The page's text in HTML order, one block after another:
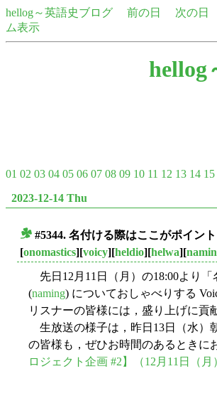
hellog～英語史ブログ 前の日 次の日
ム表示
hellog
01 02 03 04 05 06 07 08 09 10 11 12 13 14 15
2023-12-14 Thu
#5344. 名付ける際はここがポイン
[onomastics][voicy][heldio][helwa][
先日12月11日（月）の18:00より「
(naming) についておしゃべりする
リスナーの皆様には，盛り上げに
生放送の様子は，昨日13日（水）
の皆様も，ぜひお時間のあるときに
ロジェクト企画 #2】（12月11日（